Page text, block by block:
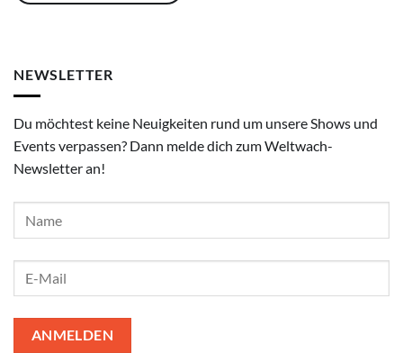
NEWSLETTER
Du möchtest keine Neuigkeiten rund um unsere Shows und
Events verpassen? Dann melde dich zum Weltwach-
Newsletter an!